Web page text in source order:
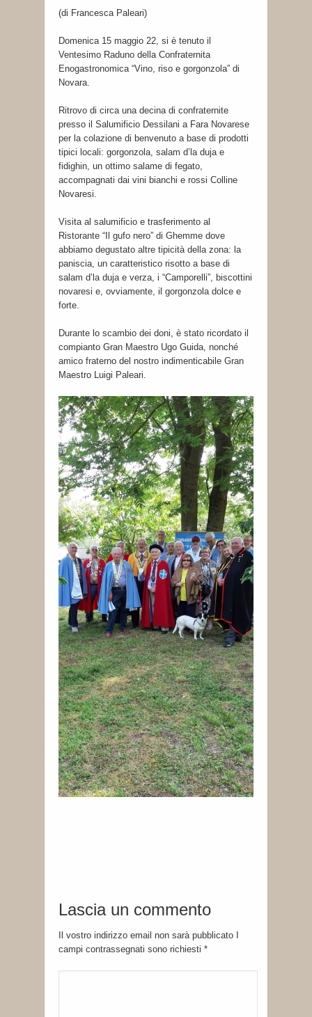
(di Francesca Paleari)
Domenica 15 maggio 22, si è tenuto il
Ventesimo Raduno della Confraternita
Enogastronomica “Vino, riso e gorgonzola” di
Novara.
Ritrovo di circa una decina di confraternite
presso il Salumificio Dessilani a Fara Novarese
per la colazione di benvenuto a base di prodotti
tipici locali: gorgonzola, salam d’la duja e
fidighin, un ottimo salame di fegato,
accompagnati dai vini bianchi e rossi Colline
Novaresi.
Visita al salumificio e trasferimento al
Ristorante “Il gufo nero” di Ghemme dove
abbiamo degustato altre tipicità della zona: la
paniscia, un caratteristico risotto a base di
salam d’la duja e verza, i “Camporelli”, biscottini
novaresi e, ovviamente, il gorgonzola dolce e
forte.
Durante lo scambio dei doni, è stato ricordato il
compianto Gran Maestro Ugo Guida, nonché
amico fraterno del nostro indimenticabile Gran
Maestro Luigi Paleari.
Lascia un commento
Il vostro indirizzo email non sarà pubblicato I
campi contrassegnati sono richiesti *